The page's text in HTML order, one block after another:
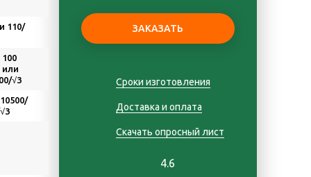
110/
100
или
√3
Сроки изготовления
Доставка и оплата
Скачать опросный лист
4.6